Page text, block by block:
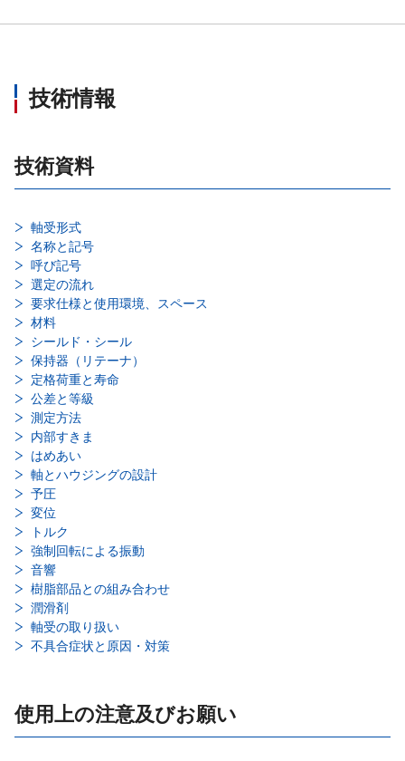
技術情報
技術資料
軸受形式
名称と記号
呼び記号
選定の流れ
要求仕様と使用環境、スペース
材料
シールド・シール
保持器（リテーナ）
定格荷重と寿命
公差と等級
測定方法
内部すきま
はめあい
軸とハウジングの設計
予圧
変位
トルク
強制回転による振動
音響
樹脂部品との組み合わせ
潤滑剤
軸受の取り扱い
不具合症状と原因・対策
使用上の注意及びお願い